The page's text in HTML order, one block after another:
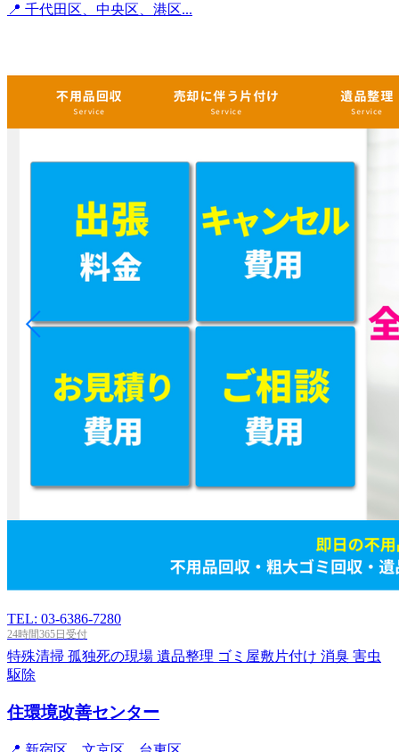
📍 千代田区、中央区、港区...
TEL: 03-6386-7280
24時間365日受付
特殊清掃 孤独死の現場 遺品整理 ゴミ屋敷片付け 消臭 害虫
駆除
住環境改善センター